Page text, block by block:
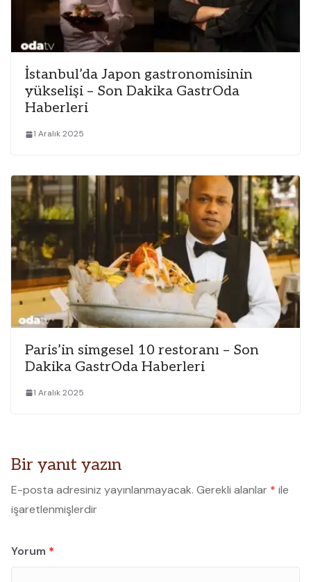
İstanbul’da Japon gastronomisinin
yükselişi – Son Dakika GastrOda
Haberleri
1 Aralık 2025
Paris’in simgesel 10 restoranı – Son
Dakika GastrOda Haberleri
1 Aralık 2025
Bir yanıt yazın
E-posta adresiniz yayınlanmayacak. Gerekli alanlar * ile
işaretlenmişlerdir
Yorum *